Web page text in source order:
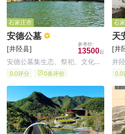
石家庄市
安德公墓
[井陉县] 13500
安德公墓集生态、祭祀、文化、
祈福、墓葬等功能为一体，主要
107692.92㎡(162.8亩)，服务中
心(含骨灰堂)建筑面积2219.06
㎡。石家庄公墓墓地项目依循地
脉走势，将地
0.0评分 0条评价
石
天
[井
井
石
经
天
庄
方
楼
0.0